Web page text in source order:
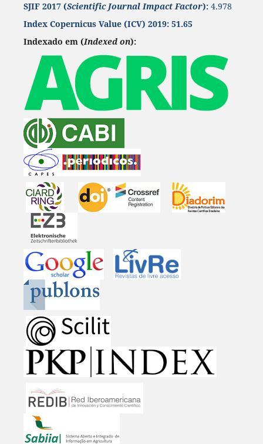
SJIF 2017 (Scientific Journal Impact Factor):4.978
Index Copernicus Value(ICV) 2019: 51.65
Indexado em (Indexed on):